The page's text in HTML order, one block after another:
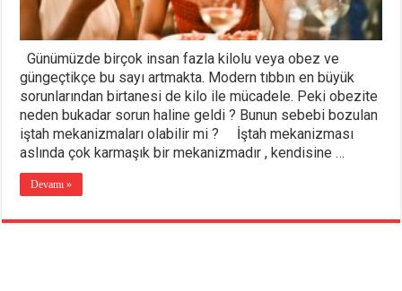
Günümüzde birçok insan fazla kilolu veya obez ve
güngeçtikçe bu sayı artmakta. Modern tıbbın en büyük
sorunlarından birtanesi de kilo ile mücadele. Peki obezite
neden bukadar sorun haline geldi ? Bunun sebebi bozulan
iştah mekanizmaları olabilir mi ? İştah mekanizması
aslında çok karmaşık bir mekanizmadır , kendisine …
Devamı »